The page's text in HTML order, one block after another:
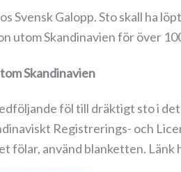
Svensk Galopp. Sto skall ha
utom Skandinavien för över
Skandinavien
föl till dräktigt sto i
Registrerings- och
fölar, använd blanketten. Länk